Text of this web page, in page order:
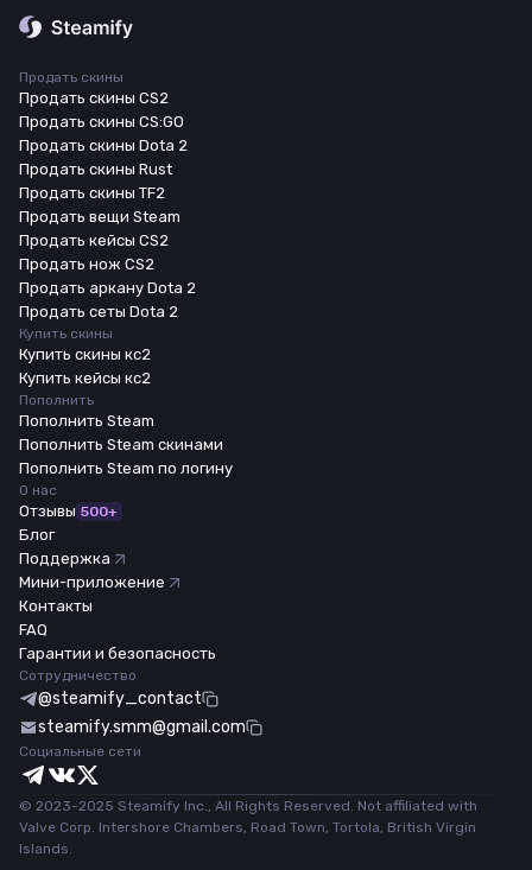
Продать скины
Продать скины CS2
Продать скины CS:GO
Продать скины Dota 2
Продать скины Rust
Продать скины TF2
Продать вещи Steam
Продать кейсы CS2
Продать нож CS2
Продать аркану Dota 2
Продать сеты Dota 2
Купить скины
Купить скины кс2
Купить кейсы кс2
Пополнить
Пополнить Steam
Пополнить Steam скинами
Пополнить Steam по логину
О нас
Отзывы 500+
Блог
Поддержка
Мини-приложение
Контакты
FAQ
Гарантии и безопасность
Сотрудничество
@steamify_contact
steamify.smm@gmail.com
Социальные сети
© 2023-2025 Steamify Inc., All Rights Reserved. Not affiliated with
Valve Corp. Intershore Chambers, Road Town, Tortola, British Virgin
Islands.